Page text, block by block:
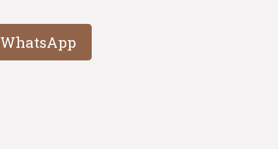
WhatsApp